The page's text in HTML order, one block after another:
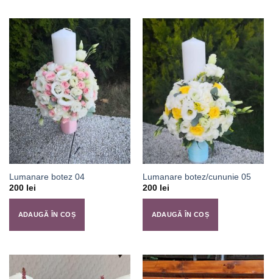
Lumanare botez 04
200 lei
ADAUGĂ ÎN COȘ
Lumanare botez/cununie 05
200 lei
ADAUGĂ ÎN COȘ